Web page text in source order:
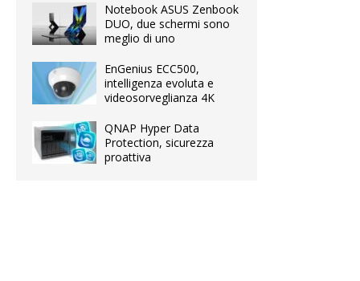
Notebook ASUS Zenbook
DUO, due schermi sono
meglio di uno
EnGenius ECC500,
intelligenza evoluta e
videosorveglianza 4K
QNAP Hyper Data
Protection, sicurezza
proattiva